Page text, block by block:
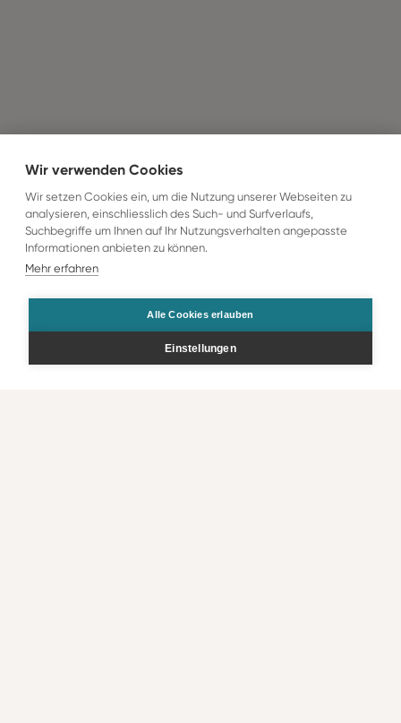
Keine Angebote verfügbar, Suche anpassen
Filter zurücksetzen
Zurück zur Übersicht
Wir verwenden Cookies
Wir setzen Cookies ein, um die Nutzung unserer Webseiten zu
analysieren, einschliesslich des Such- und Surfverlaufs,
Suchbegriffe um Ihnen auf Ihr Nutzungsverhalten angepasste
Informationen anbieten zu können.
Mehr erfahren
Alle Cookies erlauben
Einstellungen